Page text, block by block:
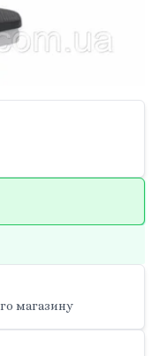
магазину